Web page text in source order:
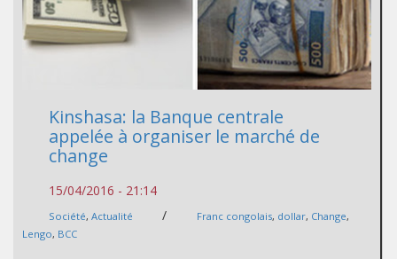
Kinshasa: la Banque centrale
appelée à organiser le marché de
change
15/04/2016 - 21:14
Société, Actualité / Franc congolais, dollar, Change,
Lengo, BCC